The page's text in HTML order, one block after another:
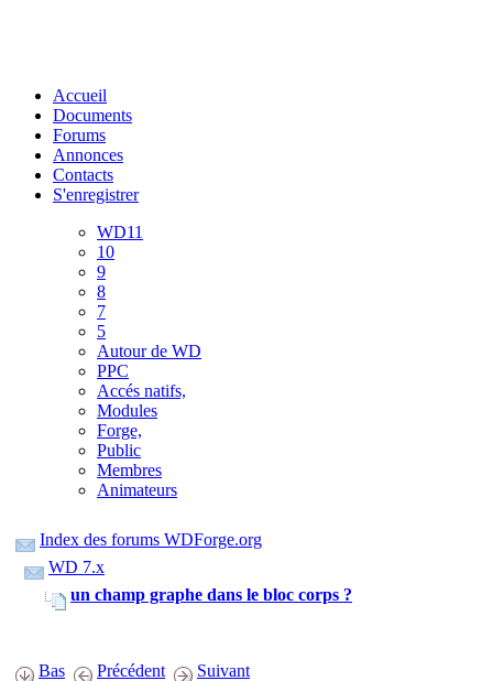
Accueil
Documents
Forums
Annonces
Contacts
S'enregistrer
WD11
10
9
8
7
5
Autour de WD
PPC
Accés natifs,
Modules
Forge,
Public
Membres
Animateurs
Index des forums WDForge.org
WD 7.x
un champ graphe dans le bloc corps ?
Bas Précédent Suivant